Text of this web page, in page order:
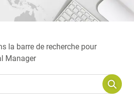
la barre de recherche pour
Manager